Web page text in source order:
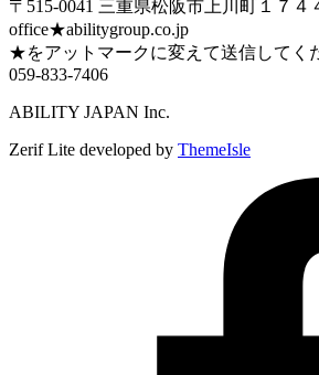
〒515-0041 三重県松阪市上川町１７４
office★abilitygroup.co.jp
★をアットマークに変えて送信してく
059-833-7406
ABILITY JAPAN Inc.
Zerif Lite developed by ThemeIsle